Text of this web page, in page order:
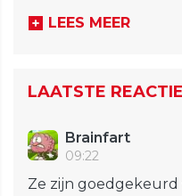
LEES MEER
LAATSTE
Brainfart
09:22
Ze zijn goedgekeurd